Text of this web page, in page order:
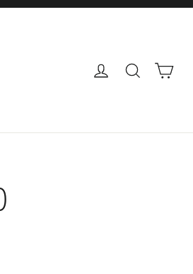
IngresarBuscar